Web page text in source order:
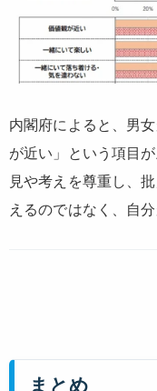
内閣府によると、男
が近い」という項目
見や考えを尊重し、
えるのではなく、自
まとめ